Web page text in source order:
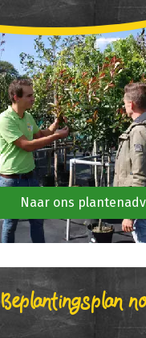
Naar ons
Beplantingsplan